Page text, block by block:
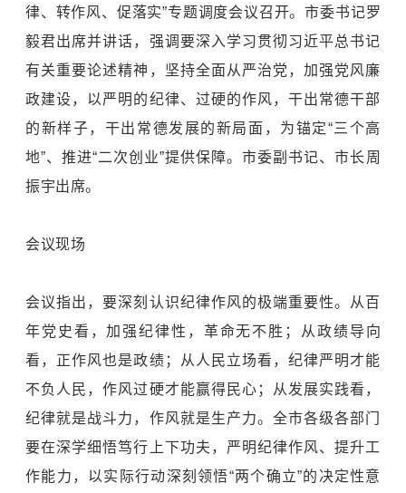
律、转作风、促落实”专题调度会议召开。市委书记罗
毅君出席并讲话，强调要深入学习贯彻习近平总书记
有关重要论述精神，坚持全面从严治党，加强党风廉
政建设，以严明的纪律、过硬的作风，干出常德干部
的新样子，干出常德发展的新局面，为锚定“三个高
地”、推进“二次创业”提供保障。市委副书记、市长周
振宇出席。
会议现场
会议指出，要深刻认识纪律作风的极端重要性。从百
年党史看，加强纪律性，革命无不胜；从政绩导向
看，正作风也是政绩；从人民立场看，纪律严明才能
不负人民，作风过硬才能赢得民心；从发展实践看，
纪律就是战斗力，作风就是生产力。全市各级各部门
要在深学细悟笃行上下功夫，严明纪律作风、提升工
作能力，以实际行动深刻领悟“两个确立”的决定性意